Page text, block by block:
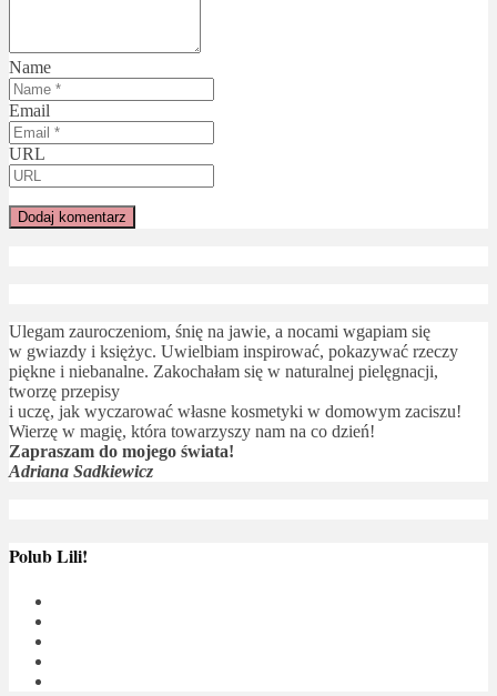
Name
Email
URL
Ulegam zauroczeniom, śnię na jawie, a nocami wgapiam się
w gwiazdy i księżyc. Uwielbiam inspirować, pokazywać rzeczy
piękne i niebanalne. Zakochałam się w naturalnej pielęgnacji,
tworzę przepisy
i uczę, jak wyczarować własne kosmetyki w domowym zaciszu!
Wierzę w magię, która towarzyszy nam na co dzień!
Zapraszam do mojego świata!
Adriana Sadkiewicz
Polub Lili!